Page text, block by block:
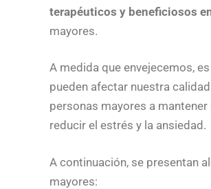
terapéuticos y beneficiosos
mayores.
A medida que envejecemos,
pueden afectar nuestra
personas mayores a
reducir el estrés y la ansiedad.
A continuación, se presentan
mayores: